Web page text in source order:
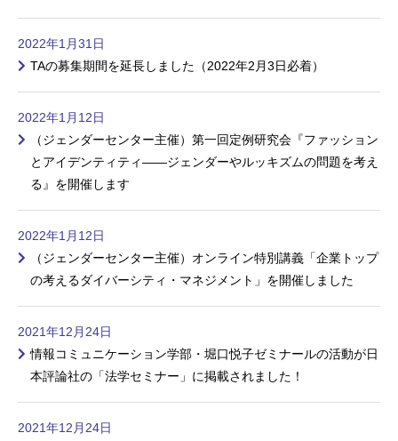
2022年1月31日
TAの募集期間を延長しました（2022年2月3日必着）
2022年1月12日
（ジェンダーセンター主催）第一回定例研究会『ファッション
とアイデンティティ——ジェンダーやルッキズムの問題を考え
る』を開催します
2022年1月12日
（ジェンダーセンター主催）オンライン特別講義「企業トップ
の考えるダイバーシティ・マネジメント」を開催しました
2021年12月24日
情報コミュニケーション学部・堀口悦子ゼミナールの活動が日
本評論社の「法学セミナー」に掲載されました！
2021年12月24日